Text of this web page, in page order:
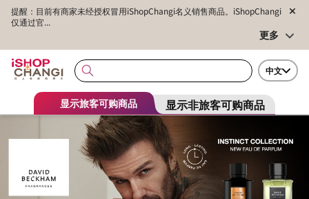
提醒：目前有商家未经授权冒用iShopChangi名义销售商品。iShopChangi
仅通过官...
更多
中文
显示旅客可购商品 显示非旅客可购商品